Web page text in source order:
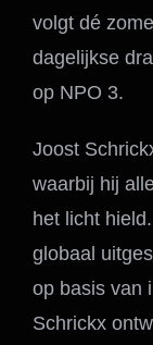
volgt dé
dagelijkse
op NPO 3.
Joost
waarbij hij
het licht
globaal
op basis van
Schrickx